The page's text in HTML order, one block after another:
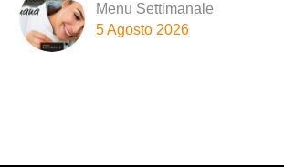
Menu Settimanale
5 Agosto 2026